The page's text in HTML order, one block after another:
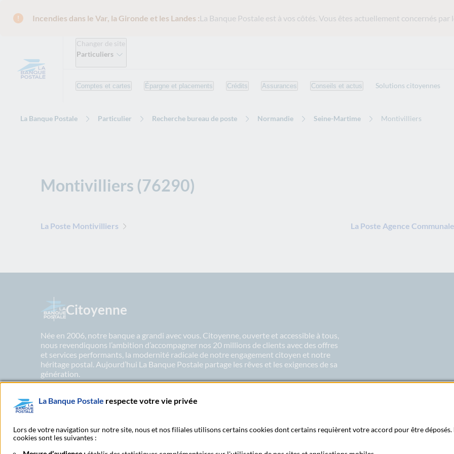
Incendies dans le Var, la Gironde et les Landes :La Banque Postale est à vos côtés. Vous êtes actuellement concernés par
Changer de site
Particuliers
Comptes et cartes Épargne et placements Crédits Assurances Conseils et actus Solutions citoyennes
La Banque Postale Particulier Recherche bureau de poste Normandie Seine-Martime Montivilliers
Montivilliers (76290)
La Poste Montivilliers La Poste Agence
Citoyenne
Née en 2006, notre banque a grandi avec vous. Citoyenne, ouverte et accessible à tous,
nous revendiquons l’ambition d’accompagner nos 20 millions de clients avec des offres
et services performants, la modernité radicale de notre engagement citoyen et notre
héritage postal. Aujourd’hui La Banque Postale partage les rêves et les exigences de sa
génération.
En savoir plus sur nos engagements
La Banque Postale respecte votre vie privée
Lors de votre navigation sur notre site, nous et nos filiales utilisons certains cookies dont certains requièrent votre accord pour être déposés.
cookies sont les suivantes :